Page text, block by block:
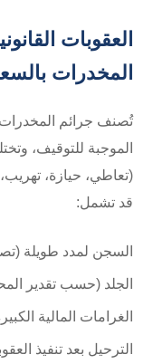
العقوبات
المخدرات
تُصنف جرائم
الموجبة للتوقيف،
(تعاطي، حيازة،
قد تشمل:
السجن لمدد طويلة (تصل إلى 10
الجلد (حسب تقدير
الغرامات المالية
الترحيل بعد تنفيذ